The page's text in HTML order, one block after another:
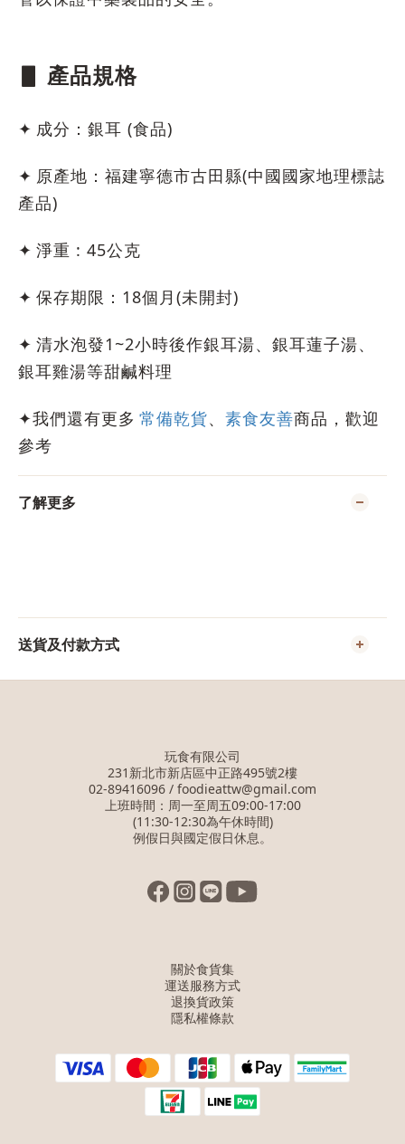
▋ 產品規格
✦ 成分：銀耳 (食品)
✦ 原產地：福建寧德市古田縣(中國國家地理標誌
產品)
✦ 淨重 : 45公克
✦ 保存期限：18個月(未開封)
✦ 清水泡發1~2小時後作銀耳湯、銀耳蓮子湯、
銀耳雞湯等甜鹹料理
✦我們還有更多 常備乾貨、 素食友善商品，歡迎
參考
了解更多
送貨及付款方式
玩食有限公司
231新北市新店區中正路495號2樓
02-89416096 / foodieattw@gmail.com
上班時間：周一至周五09:00-17:00
(11:30-12:30為午休時間)
例假日與國定假日休息。
關於食貨集
運送服務方式
退換貨政策
隱私權條款